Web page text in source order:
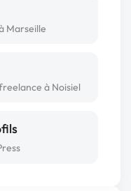
Marseille
à Noisiel